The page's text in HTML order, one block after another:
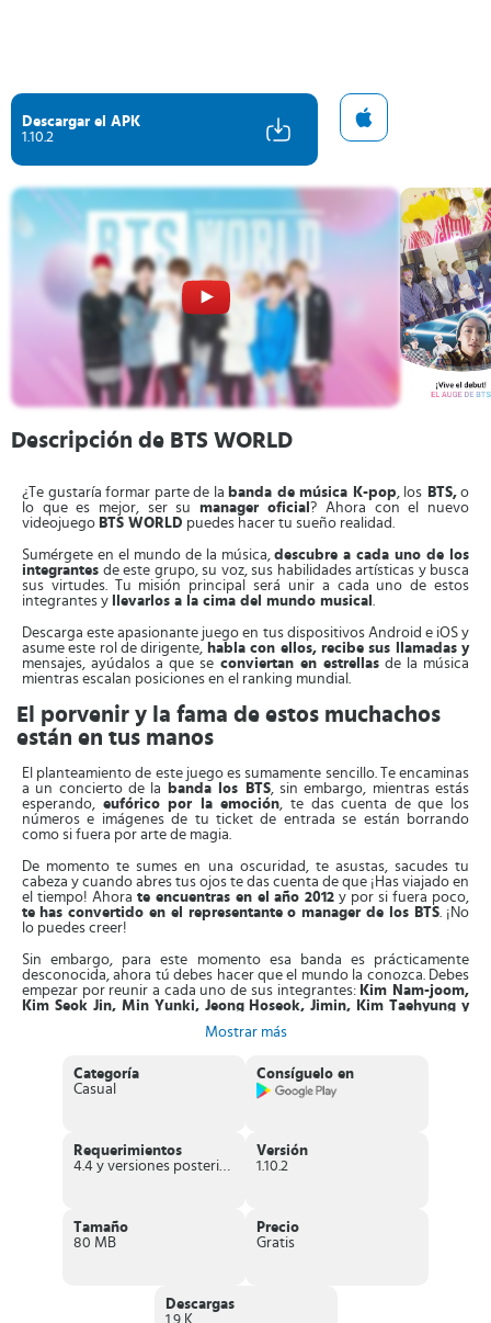
Descargar el APK
1.10.2
Descripción de BTS WORLD
¿Te gustaría formar parte de la banda de música K-pop, los BTS,o
lo que es mejor, ser su manager oficial? Ahora con el nuevo
videojuego BTS WORLD puedes hacer tu sueño realidad.
Sumérgete en el mundo de la música,descubre a cada uno de los
integrantes de este grupo, su voz, sus habilidades artísticas y busca
sus virtudes. Tu misión principal será unir a cada uno de estos
integrantes y
llevarlos a la cima del mundo musical .
Descarga este apasionante juego en tus dispositivos Android e iOS y
asume este rol de dirigente, habla con ellos, recibe sus llamadas y
mensajes, ayúdalos a que se conviertan en estrellasde la música
mientras escalan posiciones en el ranking mundial.
El porvenir y la fama de estos muchachos
están en tus manos
El planteamiento de este juego es sumamente sencillo. Te encaminas
a un concierto de la
banda los BTS, sin embargo, mientras estás
esperando, eufórico por la emoción, te das cuenta de que los
números e imágenes de tu ticket de entrada se están borrando
como si fuera por arte de magia.
De momento te sumes en una oscuridad, te asustas, sacudes tu
cabeza y cuando abres tus ojos te das cuenta de que ¡Has viajado en
el tiempo! Ahora te encuentras en el año 2012 y por si fuera poco,
te has convertido en el representante o manager de los BTS. ¡No
lo puedes creer!
Sin embargo, para este momento esa banda es prácticamente
desconocida, ahora tú debes hacer que el mundo la conozca. Debes
empezar por reunir a cada uno de sus integrantes: Kim Nam-joom,
Kim Seok Jin, Min Yunki, Jeong Hoseok, Jimin, Kim Taehyung y
ellos, atender sus redes sociales, sus llamadas, mensajes de
texto y hasta grabar videos
con ellos.
cuál de ellos tienes más afinidad y logres conocer hasta sus
secretos.
de una grandiosa carrera
que los lleve a la cima del estrellato.
comedia, deportes, misterio
Mostrar más
Categoría
Casual
Consíguelo en
Requerimientos
4.4 y versiones posteriores
Versión
1.10.2
Tamaño
80 MB
Precio
Gratis
Descargas
1.9 K